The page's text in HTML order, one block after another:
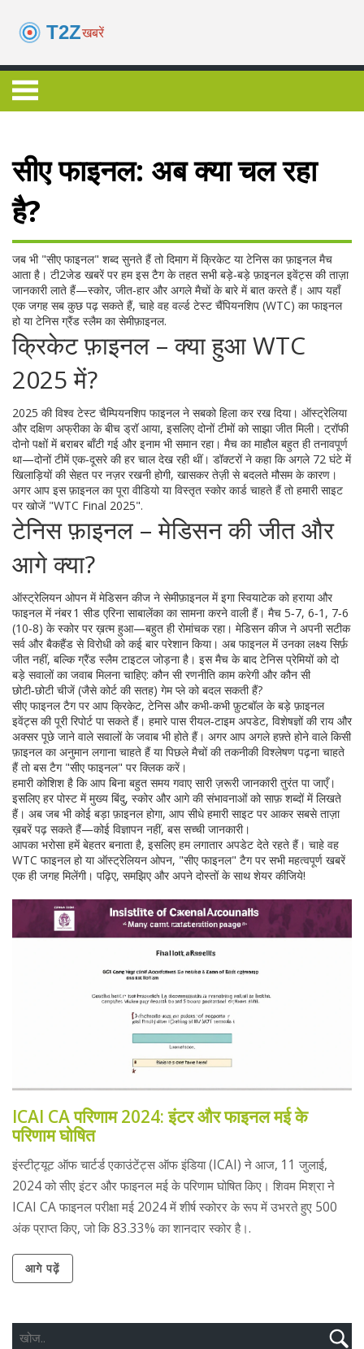
सीए फाइनल: अब क्या चल रहा
है?
जब भी "सीए फाइनल" शब्द सुनते हैं तो दिमाग में क्रिकेट या टेनिस का फ़ाइनल मैच
आता है। टी2जेड खबरें पर हम इस टैग के तहत सभी बड़े‑बड़े फ़ाइनल इवेंट्स की ताज़ा
जानकारी लाते हैं—स्कोर, जीत‑हार और अगले मैचों के बारे में बात करते हैं। आप यहाँ
एक जगह सब कुछ पढ़ सकते हैं, चाहे वह वर्ल्ड टेस्ट चैंपियनशिप (WTC) का फाइनल
हो या टेनिस ग्रैंड स्लैम का सेमीफ़ाइनल.
क्रिकेट फ़ाइनल – क्या हुआ WTC
2025 में?
2025 की विश्व टेस्ट चैम्पियनशिप फाइनल ने सबको हिला कर रख दिया। ऑस्ट्रेलिया
और दक्षिण अफ्रीका के बीच ड्रॉ आया, इसलिए दोनों टीमों को साझा जीत मिली। ट्रॉफी
दोनो पक्षों में बराबर बाँटी गई और इनाम भी समान रहा। मैच का माहौल बहुत ही तनावपूर्ण
था—दोनों टीमें एक‑दूसरे की हर चाल देख रही थीं। डॉक्टरों ने कहा कि अगले 72 घंटे में
खिलाड़ियों की सेहत पर नज़र रखनी होगी, खासकर तेज़ी से बदलते मौसम के कारण।
अगर आप इस फ़ाइनल का पूरा वीडियो या विस्तृत स्कोर कार्ड चाहते हैं तो हमारी साइट
पर खोजें "WTC Final 2025".
टेनिस फ़ाइनल – मेडिसन की जीत और
आगे क्या?
ऑस्ट्रेलियन ओपन में मेडिसन कीज ने सेमीफ़ाइनल में इगा स्वियाटेक को हराया और
फाइनल में नंबर 1 सीड एरिना साबालेंका का सामना करने वाली हैं। मैच 5‑7, 6‑1, 7‑6
(10‑8) के स्कोर पर ख़त्म हुआ—बहुत ही रोमांचक रहा। मेडिसन कीज ने अपनी सटीक
सर्व और बैकहैंड से विरोधी को कई बार परेशान किया। अब फाइनल में उनका लक्ष्य सिर्फ़
जीत नहीं, बल्कि ग्रैंड स्लैम टाइटल जोड़ना है। इस मैच के बाद टेनिस प्रेमियों को दो
बड़े सवालों का जवाब मिलना चाहिए: कौन सी रणनीति काम करेगी और कौन सी
छोटी‑छोटी चीजें (जैसे कोर्ट की सतह) गेम प्ले को बदल सकती हैं?
सीए फाइनल टैग पर आप क्रिकेट, टेनिस और कभी‑कभी फ़ुटबॉल के बड़े फ़ाइनल
इवेंट्स की पूरी रिपोर्ट पा सकते हैं। हमारे पास रीयल‑टाइम अपडेट, विशेषज्ञों की राय और
अक्सर पूछे जाने वाले सवालों के जवाब भी होते हैं। अगर आप अगले हफ़्ते होने वाले किसी
फ़ाइनल का अनुमान लगाना चाहते हैं या पिछले मैचों की तकनीकी विश्लेषण पढ़ना चाहते
हैं तो बस टैग "सीए फाइनल" पर क्लिक करें।
हमारी कोशिश है कि आप बिना बहुत समय गवाए सारी ज़रूरी जानकारी तुरंत पा जाएँ।
इसलिए हर पोस्ट में मुख्य बिंदु, स्कोर और आगे की संभावनाओं को साफ़ शब्दों में लिखते
हैं। अब जब भी कोई बड़ा फ़ाइनल होगा, आप सीधे हमारी साइट पर आकर सबसे ताज़ा
ख़बरें पढ़ सकते हैं—कोई विज्ञापन नहीं, बस सच्ची जानकारी।
आपका भरोसा हमें बेहतर बनाता है, इसलिए हम लगातार अपडेट देते रहते हैं। चाहे वह
WTC फाइनल हो या ऑस्ट्रेलियन ओपन, "सीए फाइनल" टैग पर सभी महत्वपूर्ण खबरें
एक ही जगह मिलेंगी। पढ़िए, समझिए और अपने दोस्तों के साथ शेयर कीजिये!
ICAI CA परिणाम 2024: इंटर और फाइनल मई के
परिणाम घोषित
इंस्टीट्यूट ऑफ चार्टर्ड एकाउंटेंट्स ऑफ इंडिया (ICAI) ने आज, 11 जुलाई,
2024 को सीए इंटर और फाइनल मई के परिणाम घोषित किए। शिवम मिश्रा ने
ICAI CA फाइनल परीक्षा मई 2024 में शीर्ष स्कोरर के रूप में उभरते हुए 500
अंक प्राप्त किए, जो कि 83.33% का शानदार स्कोर है।.
आगे पढ़ें